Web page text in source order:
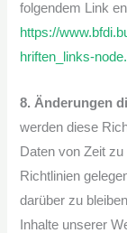
folgendem Link
https://
hriften_links-
8. Änderungen
werden diese
Daten von Zeit
Richtlinien
darüber zu
Inhalte unserer